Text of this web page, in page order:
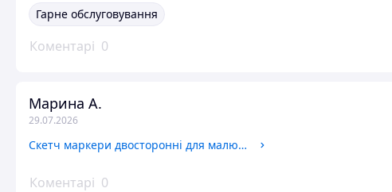
Гарне обслуговування
Коментарі 0
Марина А.
29.07.2026
Скетч маркери двосторонні для малювання тач Sketch Marker професійні фломастери набір для скетчингу
Коментарі 0